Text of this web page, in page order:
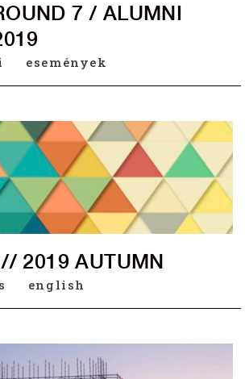
7 / ALUMNI
események
2019 AUTUMN
english